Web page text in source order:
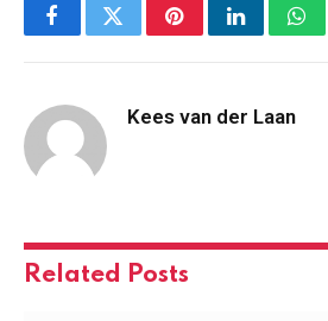
FacebookTwitterPinterestLinkedIn
Kees van der Laan
Related Posts